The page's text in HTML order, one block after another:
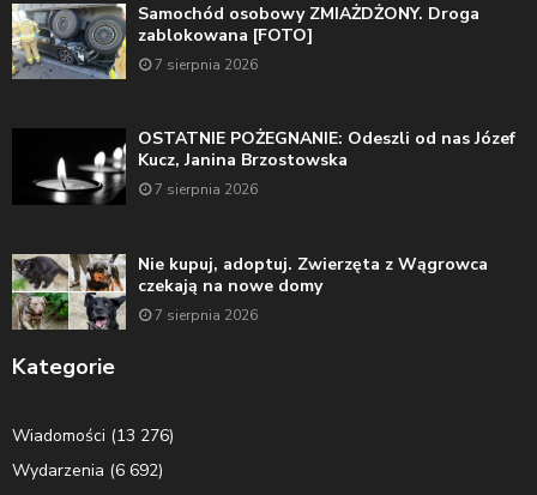
Samochód osobowy ZMIAŻDŻONY. Droga
zablokowana [FOTO]
7 sierpnia 2026
OSTATNIE POŻEGNANIE: Odeszli od nas Józef
Kucz, Janina Brzostowska
7 sierpnia 2026
Nie kupuj, adoptuj. Zwierzęta z Wągrowca
czekają na nowe domy
7 sierpnia 2026
Kategorie
Wiadomości (13 276)
Wydarzenia (6 692)